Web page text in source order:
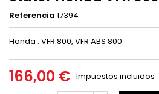
Referencia 17394
Honda : VFR 800, VFR ABS 800
166,00 € Impuestos incluidos